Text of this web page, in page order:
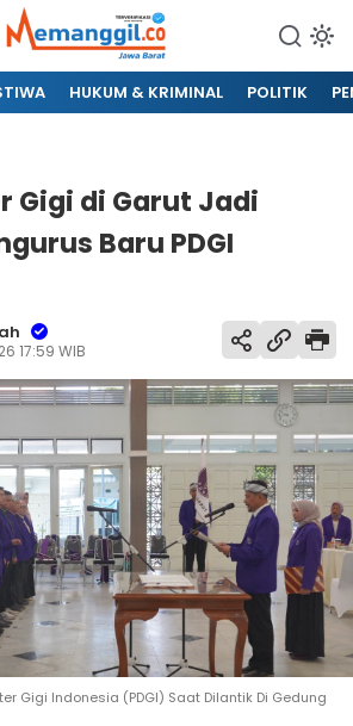
HUKUM & KRIMINAL POLITIK
Gigi di Garut Jadi
Baru PDGI
17:59 WIB
Gigi Indonesia (PDGI) Saat Dilantik Di Gedung